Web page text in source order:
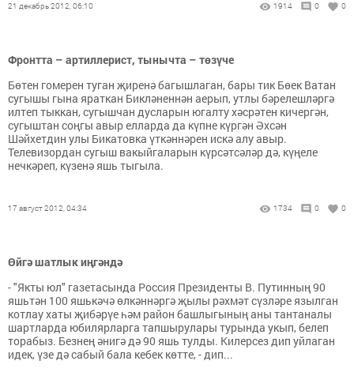
21 декабрь 2012, 06:10 1914 0 0
Фронтта – артиллерист, тынычта – төзүче
Бөтен гомерен туган җиренә багышлаган, бары тик Бөек Ватан
сугышы гына яраткан Бикләненнән аерып, утлы бәрелешләргә
илтеп тыккан, сугышчан дусларын югалту хәсрәтен кичергән,
сугыштан соңгы авыр елларда да күпне күргән Әхсән
Шәйхетдин улы Бикатовка үткәннәрен искә алу авыр.
Телевизордан сугыш вакыйгаларын күрсәтсәләр дә, күңеле
нечкәреп, күзенә яшь тыгыла.
17 август 2012, 04:34 1734 0 0
Өйгә шатлык иңгәндә
- "Якты юл" газетасында Россия Президенты В. Путинның 90
яшьтән 100 яшькәчә өлкәннәргә җылы рәхмәт сүзләре язылган
котлау хаты җибәрүе һәм район башлыгының аны тантаналы
шартларда юбилярларга тапшырулары турында укып, белеп
торабыз. Безнең әнигә дә 90 яшь тулды. Килерсез дип уйлаган
идек, үзе дә сабый бала кебек көтте, - дип...